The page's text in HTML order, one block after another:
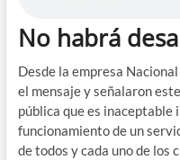
No habrá
Desde la empresa
el mensaje y señalaron
pública que es
funcionamiento de un
de todos y cada uno de los